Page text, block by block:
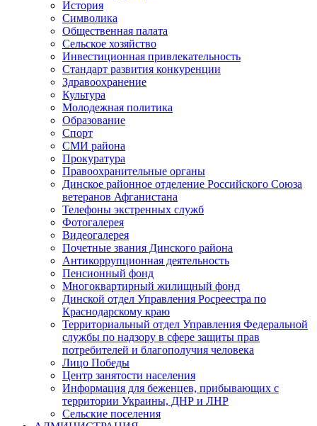
История
Символика
Общественная палата
Сельское хозяйство
Инвестиционная привлекательность
Стандарт развития конкуренции
Здравоохранение
Культура
Молодежная политика
Образование
Спорт
СМИ района
Прокуратура
Правоохранительные органы
Динское районное отделение Российского Союза
ветеранов Афганистана
Телефоны экстренных служб
Фотогалерея
Видеогалерея
Почетные звания Динского района
Антикоррупционная деятельность
Пенсионный фонд
Многоквартирный жилищный фонд
Динской отдел Управления Росреестра по
Краснодарскому краю
Территориальный отдел Управления Федеральной
службы по надзору в сфере защиты прав
потребителей и благополучия человека
Лицо Победы
Центр занятости населения
Информация для беженцев, прибывающих с
территории Украины, ДНР и ЛНР
Сельские поселения